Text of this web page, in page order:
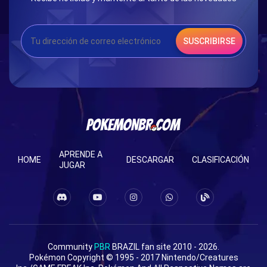
SUSCRIBIRSE
HOME
APRENDE A
JUGAR
DESCARGAR CLASIFICACIÓN
Community PBR BRAZIL fan site 2010 - 2026.
Pokémon Copyright © 1995 - 2017 Nintendo/Creatures